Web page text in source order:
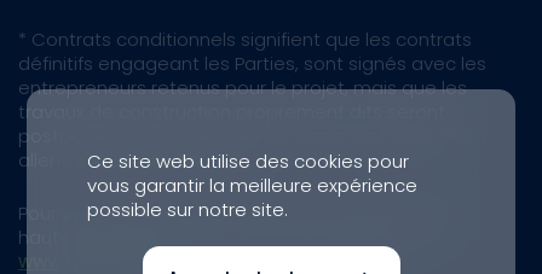
* Contrats conditionnels signifient que les contrats
définitifs engageant les Parties, sont signés avec les
entrepreneurs retenus pour le projet, mais que les
travaux de construction proprement dits seront
postposés jusqu'à ce que les permis de bâtir côté
allemand soient en place.
Pour en savoir plus sur le projet (y compris images
haute résolution et vidéos téléchargeables):
www.femern.com
Ce site web utilise des cookies pour
vous garantir la meilleure expérience
possible sur notre site.